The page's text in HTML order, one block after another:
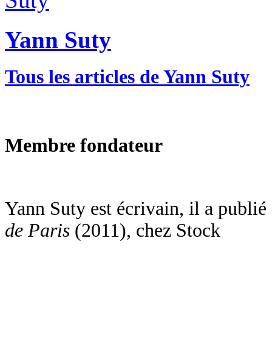
Yann Suty
Tous les articles de Yann Suty
Membre fondateur
Yann Suty est écrivain, il a publié
de Paris (2011), chez Stock